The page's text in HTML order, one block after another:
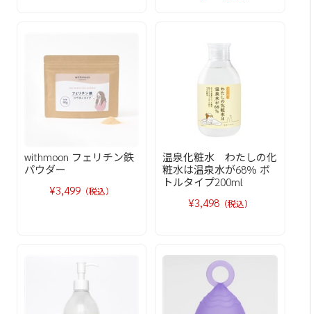
withmoon フェリチン鉄
パウダー
¥3,499 （税込）
温泉化粧水 わたしの化
粧水は温泉水が68％ ボ
トルタイプ200ml
¥3,498（税込）